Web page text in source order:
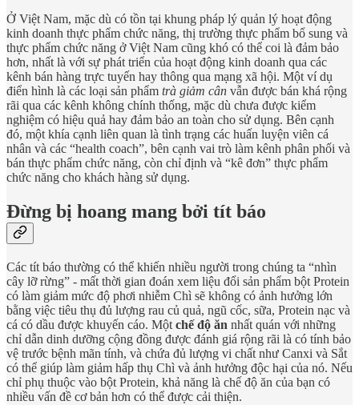
Ở Việt Nam, mặc dù có tồn tại khung pháp lý quản lý hoạt động
kinh doanh thực phẩm chức năng, thị trường thực phẩm bổ sung và
thực phẩm chức năng ở Việt Nam cũng khó có thể coi là đảm bảo
hơn, nhất là với sự phát triển của hoạt động kinh doanh qua các
kênh bán hàng trực tuyến hay thông qua mạng xã hội. Một ví dụ
điển hình là các loại sản phẩm trà giảm cân vẫn được bán khá rộng
rãi qua các kênh không chính thống, mặc dù chưa được kiểm
nghiệm có hiệu quả hay đảm bảo an toàn cho sử dụng. Bên cạnh
đó, một khía cạnh liên quan là tình trạng các huấn luyện viên cá
nhân và các “health coach”, bên cạnh vai trò làm kênh phân phối và
bán thực phẩm chức năng, còn chỉ định và “kê đơn” thực phẩm
chức năng cho khách hàng sử dụng.
Đừng bị hoang mang bởi tít báo
Các tít báo thường có thể khiến nhiều người trong chúng ta “nhìn
cây lỡ rừng” - mất thời gian đoán xem liệu đổi sản phẩm bột Protein
có làm giảm mức độ phơi nhiễm Chì sẽ không có ảnh hưởng lớn
bằng việc tiêu thụ đủ lượng rau củ quả, ngũ cốc, sữa, Protein nạc và
cá có dầu được khuyến cáo. Một chế độ ăn nhất quán với những
chỉ dẫn dinh dưỡng cộng đồng được đánh giá rộng rãi là có tính bảo
vệ trước bệnh mãn tính, và chứa đủ lượng vi chất như Canxi và Sắt
có thể giúp làm giảm hấp thụ Chì và ảnh hưởng độc hại của nó. Nếu
chỉ phụ thuộc vào bột Protein, khả năng là chế độ ăn của bạn có
nhiều vấn đề cơ bản hơn có thể được cải thiện.